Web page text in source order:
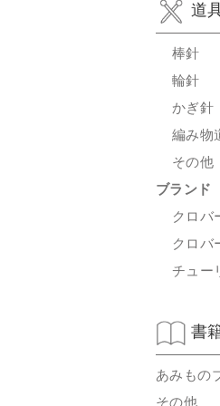
道
棒針
輪針
かぎ針
編み物
その他
ブランド
クロバ
クロバ
チュー
書
あみもの
その他